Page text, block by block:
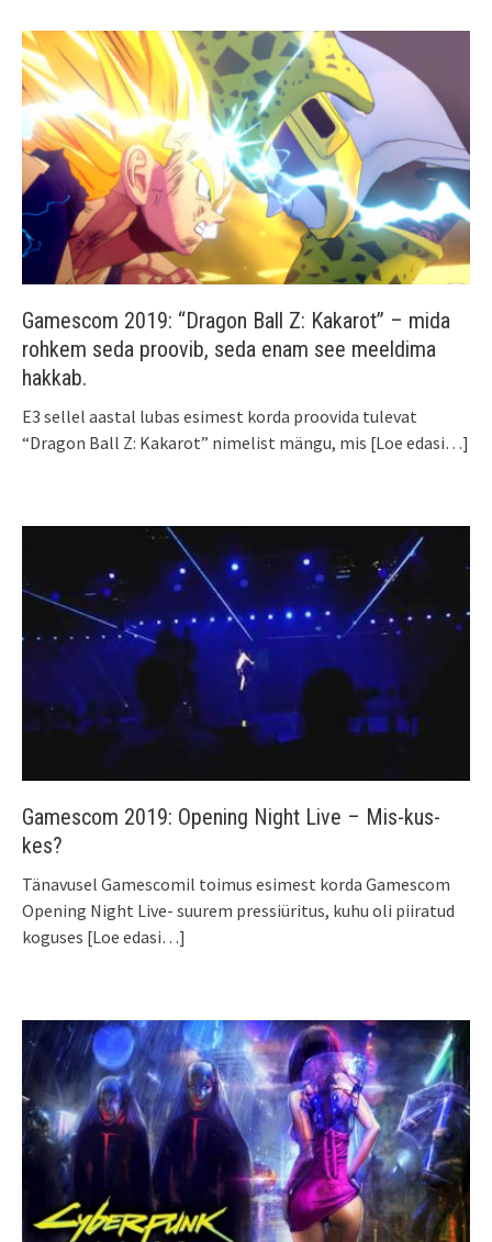
Gamescom 2019: “Dragon Ball Z: Kakarot” – mida
rohkem seda proovib, seda enam see meeldima
hakkab.
E3 sellel aastal lubas esimest korda proovida tulevat
“Dragon Ball Z: Kakarot” nimelist mängu, mis [Loe edasi…]
Gamescom 2019: Opening Night Live – Mis-kus-
kes?
Tänavusel Gamescomil toimus esimest korda Gamescom
Opening Night Live- suurem pressiüritus, kuhu oli piiratud
koguses [Loe edasi…]